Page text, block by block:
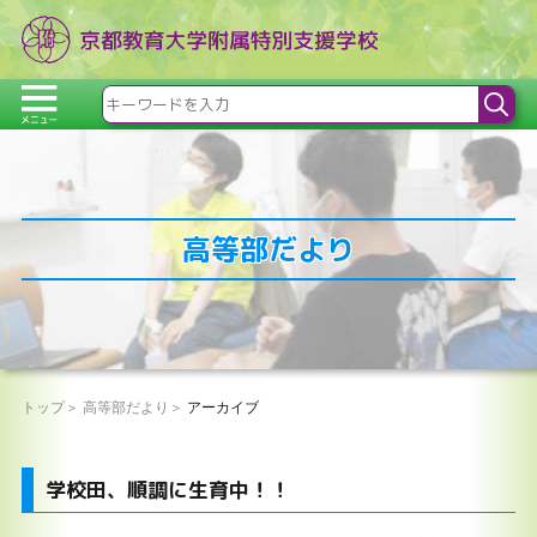
高等部だより
トップ 高等部だより アーカイブ
学校田、順調に生育中！！